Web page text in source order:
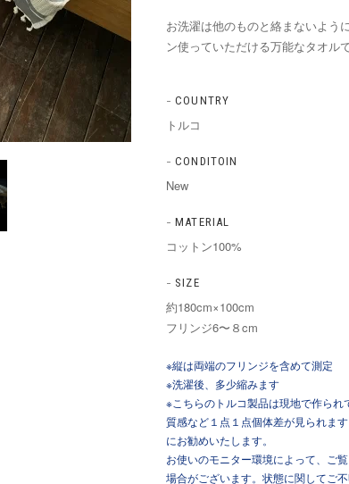
お洗濯は他のものと絡まないよう
ン使っていただける万能なタオル
COUNTRY
トルコ
CONDITOIN
New
MATERIAL
コットン100%
SIZE
約180cm×100cm
フリンジ6〜８cm
※縦は両端のフリンジを含めて測定
※洗濯後、多少縮みます
※こちらのトルコ製品は現地で作ら
質感など１点１点個体差が見られま
にお勧めいたします。
お使いのモニター環境によって、ご
場合がございます。状態に関してご